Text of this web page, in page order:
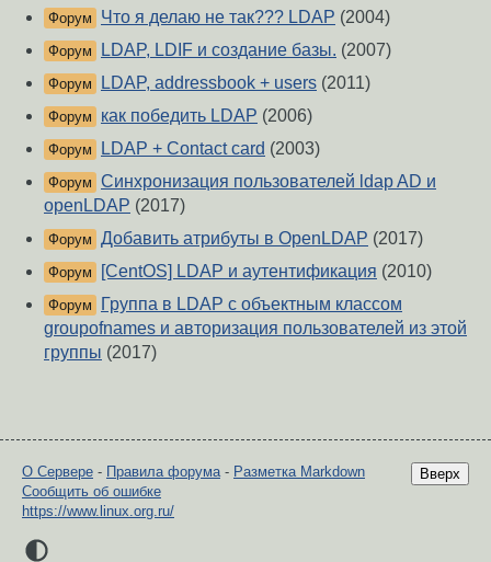
Форум Что я делаю не так??? LDAP (2004)
Форум LDAP, LDIF и создание базы. (2007)
Форум LDAP, addressbook + users (2011)
Форум как победить LDAP (2006)
Форум LDAP + Contact card (2003)
Форум Синхронизация пользователей ldap AD и
openLDAP (2017)
Форум Добавить атрибуты в OpenLDAP (2017)
Форум [CentOS] LDAP и аутентификация (2010)
Форум
Группа в LDAP с объектным классом
groupofnames и авторизация пользователей из этой
группы (2017)
Вверх
О Сервере - Правила форума- Разметка Markdown
Сообщить об ошибке
https://www.linux.org.ru/